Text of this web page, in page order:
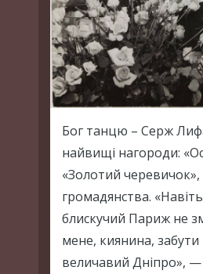
Бог танцю – Серж
найвищі нагороди:
«Золотий
громадянства.
блискучий Париж не
мене, киянина,
величавий Дніпро», —